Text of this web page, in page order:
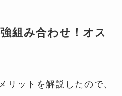
組み合わせ！オス
リットを解説したので、